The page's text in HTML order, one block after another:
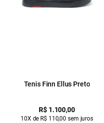
Tenis Finn Ellus Preto
R$ 1.100,00
10X de R$ 110,00 sem juros